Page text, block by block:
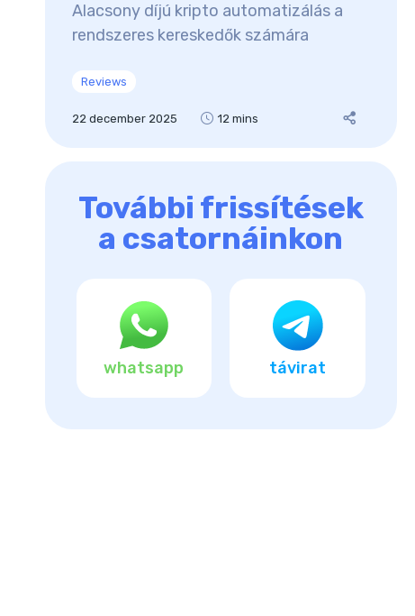
Alacsony díjú kripto automatizálás a
rendszeres kereskedők számára
Reviews
22 december 2025 12 mins
További frissítések
a csatornáinkon
whatsapp távirat